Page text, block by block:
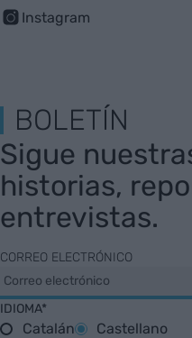
Instagram
BOLETÍN
Sigue
historias,
entrevistas.
CORREO ELECTRÓNICO
IDIOMA*
Catalán
Castellano